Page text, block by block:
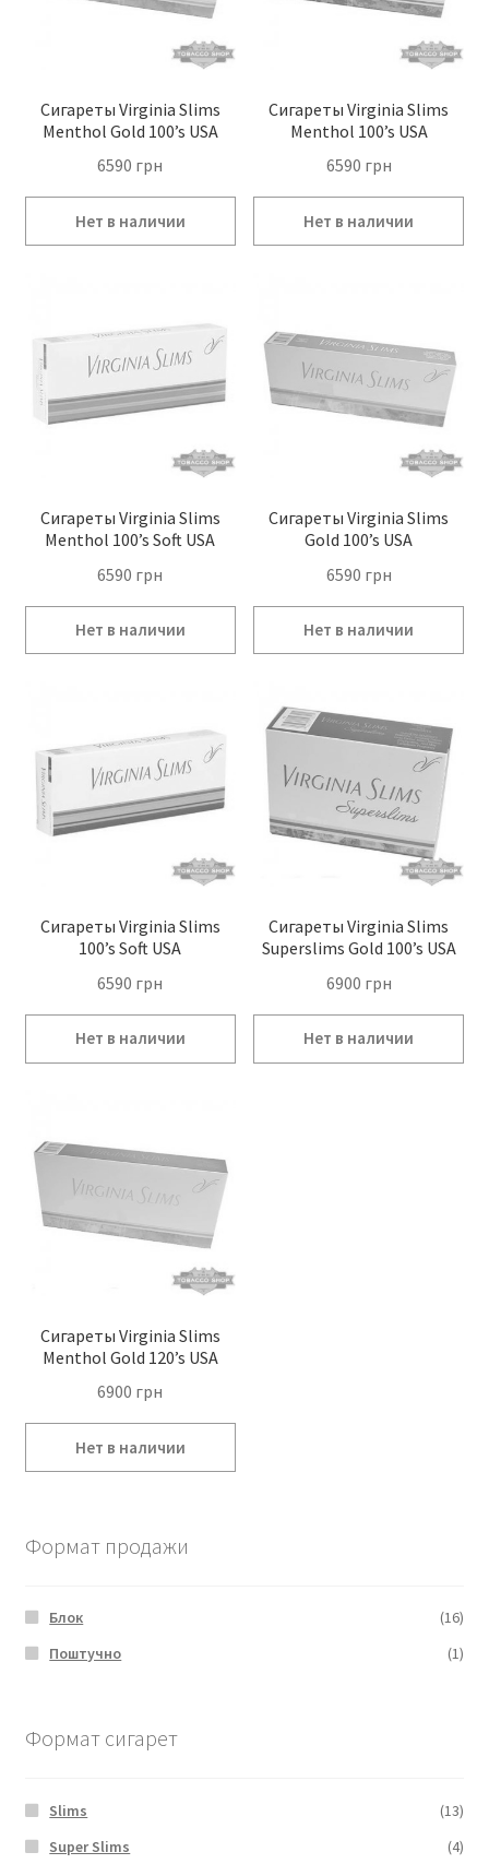
Сигареты Virginia Slims
Menthol Gold 100’s USA
6590 грн
Сигареты Virginia Slims
Menthol 100’s USA
6590 грн
Сигареты Virginia Slims
Menthol 100’s Soft USA
6590 грн
Сигареты Virginia Slims
Gold 100’s USA
6590 грн
Сигареты Virginia Slims
100’s Soft USA
6590 грн
Сигареты Virginia Slims
Superslims Gold 100’s USA
6900 грн
Сигареты Virginia Slims
Menthol Gold 120’s USA
6900 грн
Формат продажи
Блок
(16)
Поштучно
(1)
Формат сигарет
Slims
(13)
Super Slims
(4)